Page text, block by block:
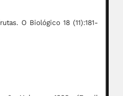
O Biológico 18 (11):181-